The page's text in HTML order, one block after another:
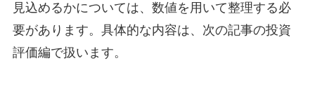
見込めるかについては、数値を用いて整理する必
要があります。具体的な内容は、次の記事の投資
評価編で扱います。